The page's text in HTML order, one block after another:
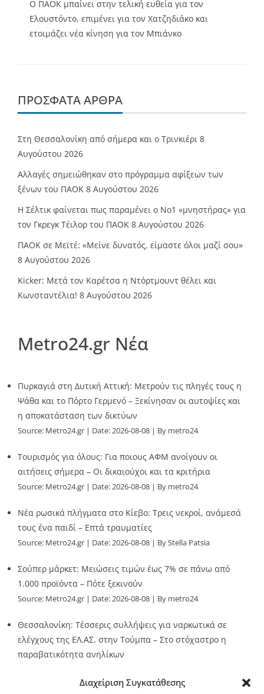
Διαχείριση Συγκατάθεσης
Ο ΠΑΟΚ μπαίνει στην τελική ευθεία για τον
Ελουστόντο, επιμένει για τον Χατζηδιάκο και
ετοιμάζει νέα κίνηση για τον Μπιάνκο
ΠΡΌΣΦΑΤΑ ΆΡΘΡΑ
Στη Θεσσαλονίκη από σήμερα και ο Τρινκιέρι 8
Αυγούστου 2026
Αλλαγές σημειώθηκαν στο πρόγραμμα αφίξεων των
ξένων του ΠΑΟΚ 8 Αυγούστου 2026
Η Σέλτικ φαίνεται πως παραμένει ο Νο1 «μνηστήρας» για
τον Γκρεγκ Τέιλορ του ΠΑΟΚ 8 Αυγούστου 2026
ΠΑΟΚ σε Μεϊτέ: «Μείνε δυνατός, είμαστε όλοι μαζί σου»
8 Αυγούστου 2026
Kicker: Μετά τον Καρέτσα η Ντόρτμουντ θέλει και
Κωνσταντέλια! 8 Αυγούστου 2026
Metro24.gr Νέα
Πυρκαγιά στη Δυτική Αττική: Μετρούν τις πληγές τους η
Ψάθα και το Πόρτο Γερμενό – Ξεκίνησαν οι αυτοψίες και
η αποκατάσταση των δικτύων
Source: Metro24.gr Date: 2026-08-08 By metro24
Τουρισμός για όλους: Για ποιους ΑΦΜ ανοίγουν οι
αιτήσεις σήμερα – Οι δικαιούχοι και τα κριτήρια
Source: Metro24.gr Date: 2026-08-08 By metro24
Νέα ρωσικά πλήγματα στο Κίεβο: Τρεις νεκροί, ανάμεσά
τους ένα παιδί – Επτά τραυματίες
Source: Metro24.gr Date: 2026-08-08 By Stella Patsia
Σούπερ μάρκετ: Μειώσεις τιμών έως 7% σε πάνω από
1.000 προϊόντα – Πότε ξεκινούν
Source: Metro24.gr Date: 2026-08-08 By metro24
Θεσσαλονίκη: Τέσσερις συλλήψεις για ναρκωτικά σε
ελέγχους της ΕΛ.ΑΣ. στην Τούμπα – Στο στόχαστρο η
παραβατικότητα ανηλίκων